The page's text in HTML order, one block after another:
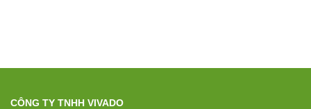
CÔNG TY TNHH VIVADO